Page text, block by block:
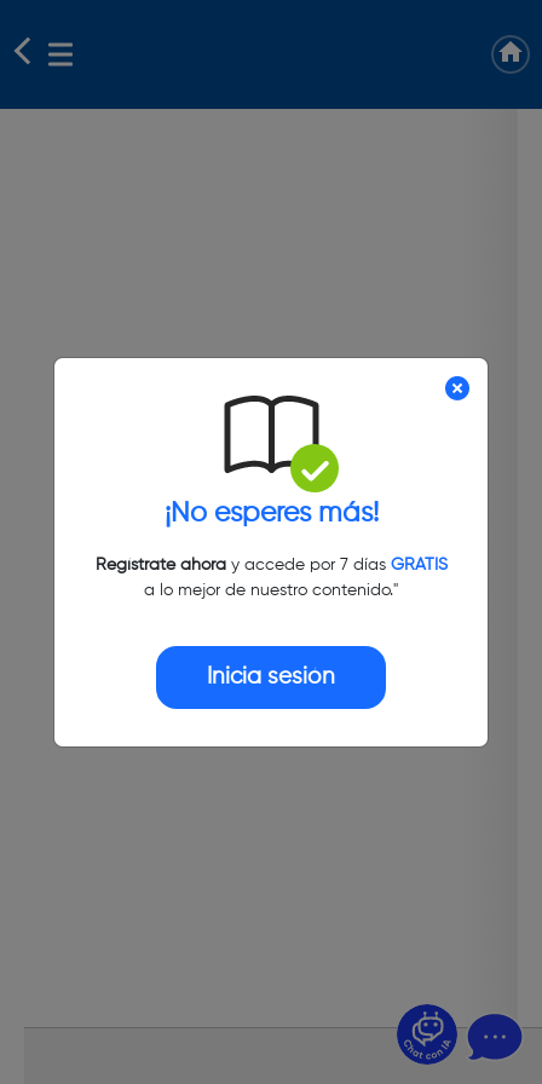
¡No esperes más!
Regístrate ahoray accede por 7 días GRATIS
a lo mejor de nuestro contenido."
Inicia sesión